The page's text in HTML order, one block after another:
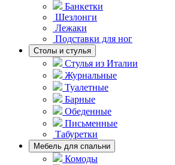
Банкетки
Шезлонги
Лежаки
Подставки для ног
Столы и стулья
Стулья из Италии
Журнальные
Туалетные
Барные
Обеденные
Письменные
Табуретки
Мебель для спальни
Комоды